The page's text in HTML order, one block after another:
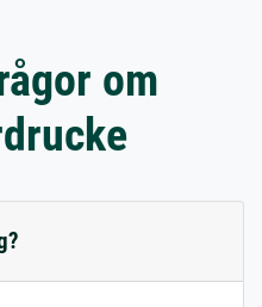
om